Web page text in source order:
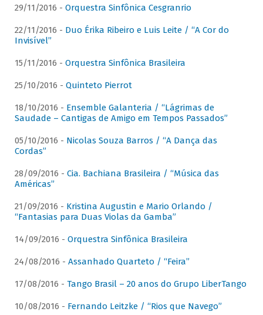
29/11/2016 - Orquestra Sinfônica Cesgranrio
22/11/2016 - Duo Érika Ribeiro e Luis Leite / “A Cor do
Invisível”
15/11/2016 - Orquestra Sinfônica Brasileira
25/10/2016 - Quinteto Pierrot
18/10/2016 - Ensemble Galanteria / “Lágrimas de
Saudade – Cantigas de Amigo em Tempos Passados”
05/10/2016 - Nicolas Souza Barros / “A Dança das
Cordas”
28/09/2016 - Cia. Bachiana Brasileira / “Música das
Américas”
21/09/2016 - Kristina Augustin e Mario Orlando /
“Fantasias para Duas Violas da Gamba”
14/09/2016 - Orquestra Sinfônica Brasileira
24/08/2016 - Assanhado Quarteto / “Feira”
17/08/2016 - Tango Brasil – 20 anos do Grupo LiberTango
10/08/2016 - Fernando Leitzke / “Rios que Navego”